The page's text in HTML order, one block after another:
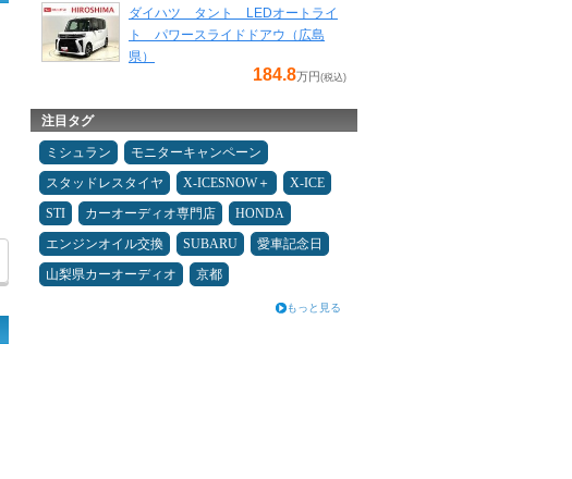
ダイハツ タント LEDオートライ
ト パワースライドドアウ（広島
県）
184.8万円 (税込)
注目タグ
ミシュラン
モニターキャンペーン
スタッドレスタイヤ
X-ICESNOW＋
X-ICE
STI
カーオーディオ専門店
HONDA
エンジンオイル交換
SUBARU
愛車記念日
山梨県カーオーディオ
京都
もっと見る